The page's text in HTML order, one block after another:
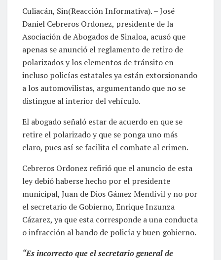
Culiacán, Sin(Reacción Informativa). – José
Daniel Cebreros Ordonez, presidente de la
Asociación de Abogados de Sinaloa, acusó que
apenas se anunció el reglamento de retiro de
polarizados y los elementos de tránsito en
incluso policías estatales ya están extorsionando
a los automovilistas, argumentando que no se
distingue al interior del vehículo.
El abogado señaló estar de acuerdo en que se
retire el polarizado y que se ponga uno más
claro, pues así se facilita el combate al crimen.
Cebreros Ordonez refirió que el anuncio de esta
ley debió haberse hecho por el presidente
municipal, Juan de Dios Gámez Mendívil y no por
el secretario de Gobierno, Enrique Inzunza
Cázarez, ya que esta corresponde a una conducta
o infracción al bando de policía y buen gobierno.
“Es incorrecto que el secretario general de